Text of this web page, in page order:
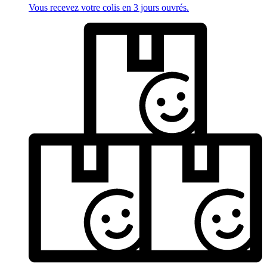
Vous recevez votre colis en 3 jours ouvrés.